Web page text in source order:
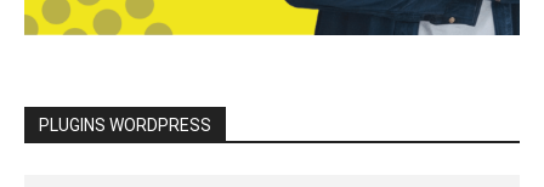
PLUGINS WORDPRESS